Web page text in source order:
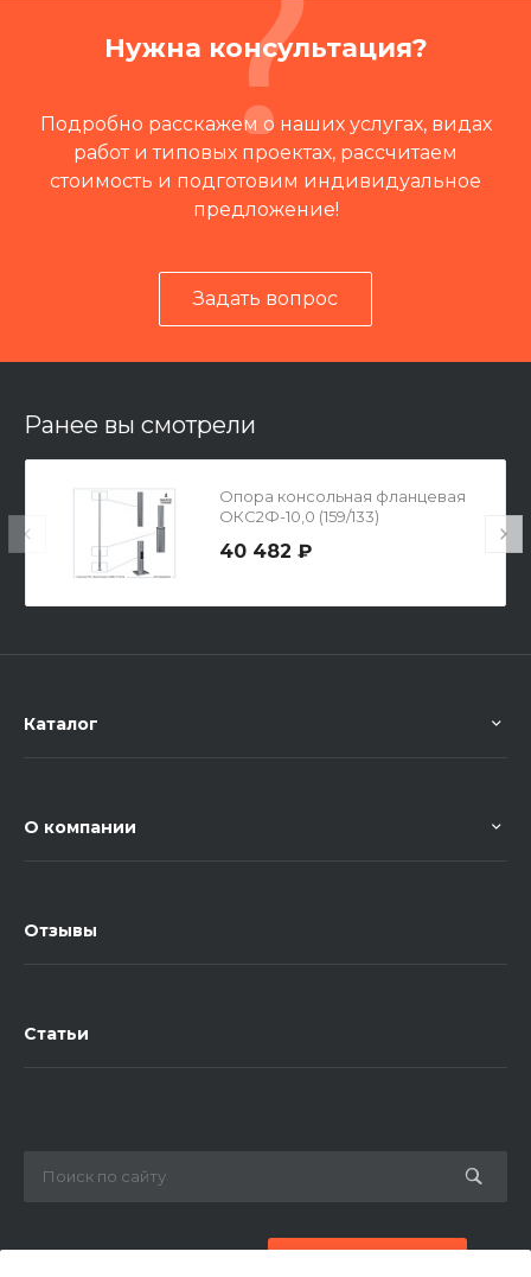
Нужна консультация?
Подробно расскажем о наших услугах, видах
работ и типовых проектах, рассчитаем
стоимость и подготовим индивидуальное
предложение!
Задать вопрос
Ранее вы смотрели
Опора консольная фланцевая
ОКС2Ф-10,0 (159/133)
40 482 ₽
Каталог
О компании
Отзывы
Статьи